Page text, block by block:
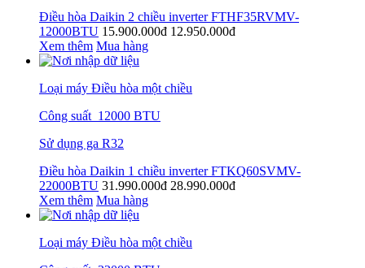
Điều hòa Daikin 2 chiều inverter FTHF35RVMV-
12000BTU 15.900.000đ 12.950.000đ
Xem thêm Mua hàng
Loại máy Điều hòa một chiều
Công suất 12000 BTU
Sử dụng ga R32
Điều hòa Daikin 1 chiều inverter FTKQ60SVMV-
22000BTU 31.990.000đ 28.990.000đ
Xem thêm Mua hàng
Loại máy Điều hòa một chiều